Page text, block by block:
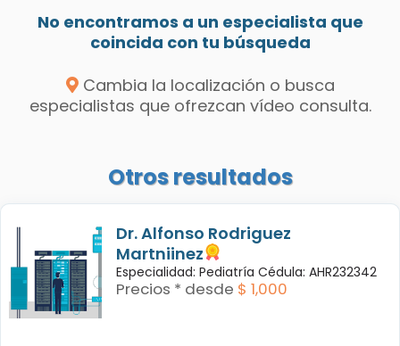
No encontramos a un especialista que
coincida con tu búsqueda
Cambia la localización o busca
especialistas que ofrezcan vídeo consulta.
Otros resultados
Dr. Alfonso Rodriguez
Martniinez
Especialidad: Pediatría Cédula: AHR232342
Precios * desde $ 1,000